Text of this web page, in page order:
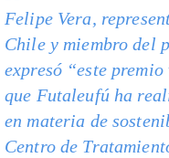
Felipe Vera,
Chile y miembro del
expresó “este
que Futaleufú ha
en materia de
Centro de